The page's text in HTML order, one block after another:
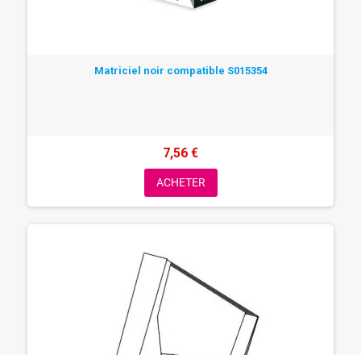
Matriciel noir compatible S015354
7,56 €
ACHETER